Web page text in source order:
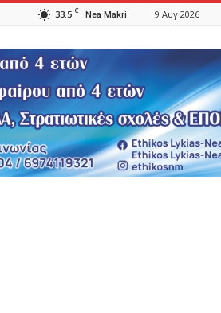
33.5 C Nea Makri 9 Αυγ 2026